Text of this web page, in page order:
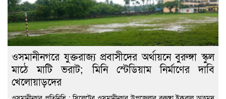
ওসমানীনগরে যুক্তরাজ্য প্রবাসীদের অর্থায়নে বুরুঙ্গা স্কুল
মাঠে মাটি ভরাট; মিনি স্টেডিয়াম নির্মাণের দাবি
খেলোয়াড়দের